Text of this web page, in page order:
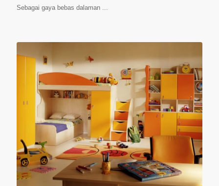
Sebagai gaya bebas dalaman ...